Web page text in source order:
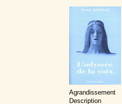
Agrandissement
Description